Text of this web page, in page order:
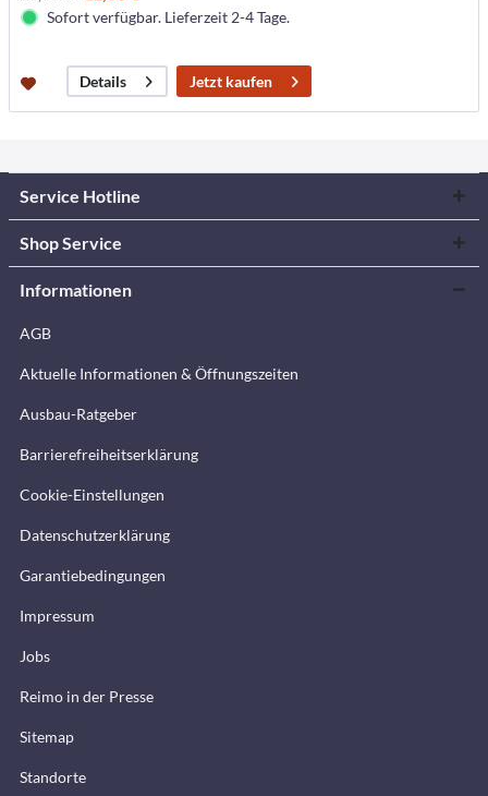
Sofort verfügbar. Lieferzeit 2-4 Tage.
Details Jetzt kaufen
Service Hotline
Shop Service
Informationen
AGB
Aktuelle Informationen & Öffnungszeiten
Ausbau-Ratgeber
Barrierefreiheitserklärung
Cookie-Einstellungen
Datenschutzerklärung
Garantiebedingungen
Impressum
Jobs
Reimo in der Presse
Sitemap
Standorte